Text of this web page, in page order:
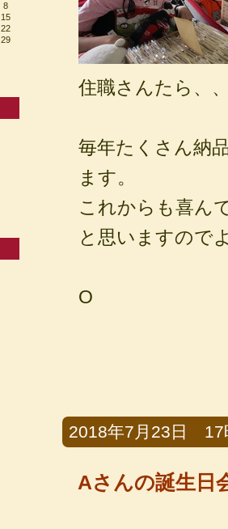
住職さんたら、
毎年たくさん納
ます。
これからも喜ん
と思いますので
O
2018年7月23日 17
Aさんの誕生日
8
15
22
29